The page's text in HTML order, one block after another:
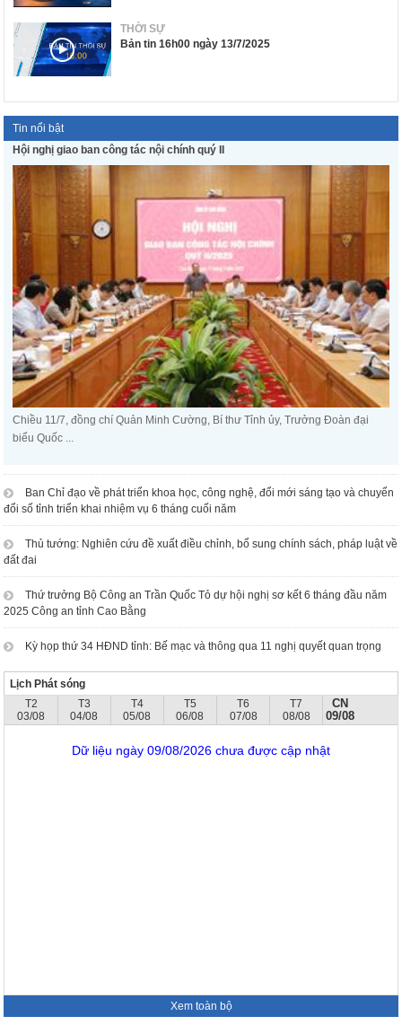
THỜI SỰ
Bản tin 16h00 ngày 13/7/2025
Tin nổi bật
Hội nghị giao ban công tác nội chính quý II
Chiều 11/7, đồng chí Quản Minh Cường, Bí thư Tỉnh ủy, Trưởng Đoàn đại
biểu Quốc ...
Ban Chỉ đạo về phát triển khoa học, công nghệ, đổi mới sáng tạo và chuyển
đổi số tỉnh triển khai nhiệm vụ 6 tháng cuối năm
Thủ tướng: Nghiên cứu đề xuất điều chỉnh, bổ sung chính sách, pháp luật về
đất đai
Thứ trưởng Bộ Công an Trần Quốc Tỏ dự hội nghị sơ kết 6 tháng đầu năm
2025 Công an tỉnh Cao Bằng
Kỳ họp thứ 34 HĐND tỉnh: Bế mạc và thông qua 11 nghị quyết quan trọng
Lịch Phát sóng
T2
03/08
T3
04/08
T4
05/08
T5
06/08
T6
07/08
T7
08/08
CN
09/08
Dữ liệu ngày 09/08/2026 chưa được cập nhật
Xem toàn bộ